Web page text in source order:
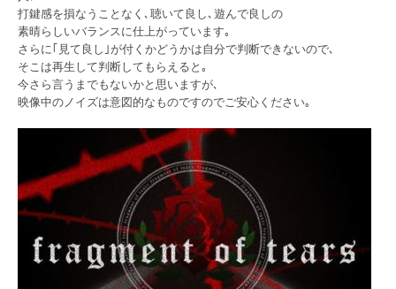
打鍵感を損なうことなく､聴いて良し､遊んで良しの
素晴らしいバランスに仕上がっています｡
さらに｢見て良し｣が付くかどうかは自分で判断できないので､
そこは再生して判断してもらえると｡
今さら言うまでもないかと思いますが､
映像中のノイズは意図的なものですのでご安心ください｡